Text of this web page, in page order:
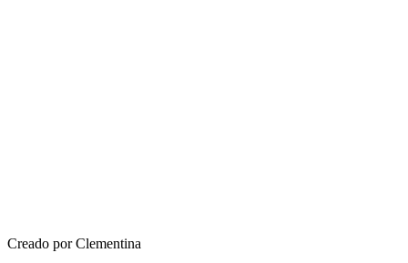
Creado por Clementina